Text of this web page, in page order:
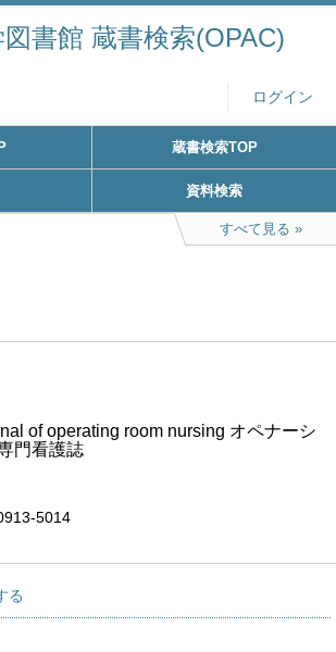
書館 蔵書検索(OPAC)
ログイン
蔵書検索TOP
資料検索
すべて見る
of operating room nursing オペナーシ
門看護誌
5014
る